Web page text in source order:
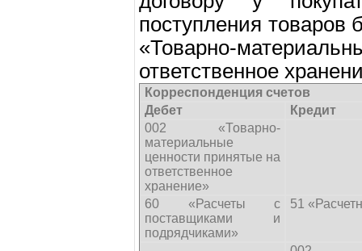
поступления товаров
«Товарно-
ответственное
Корреспонденция счетов
Дебет
Кредит
002 «Товарно-
материальные
ценности принятые на
ответственное
хранение»
60 «Расчеты с
поставщиками и
подрядчиками»
51